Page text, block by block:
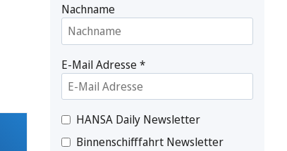
Nachname
E-Mail Adresse*
HANSA Daily Newsletter
Binnenschifffahrt Newsletter